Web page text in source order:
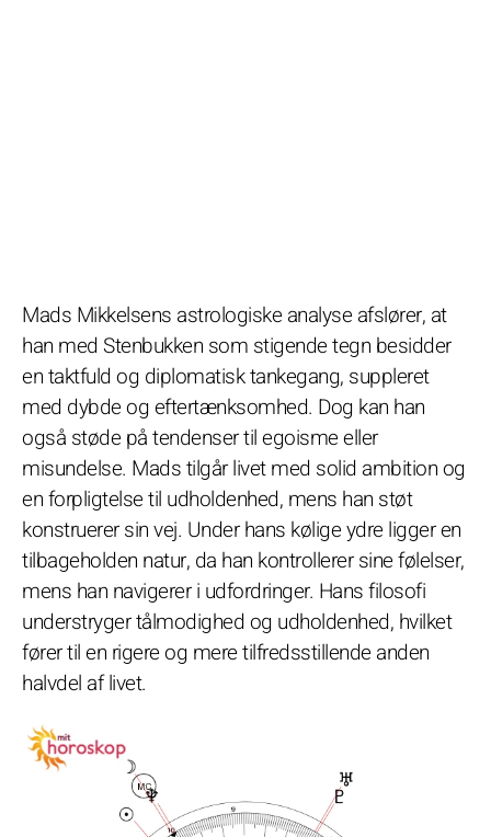
Mads Mikkelsens astrologiske analyse afslører, at
han med Stenbukken som stigende tegn besidder
en taktfuld og diplomatisk tankegang, suppleret
med dybde og eftertænksomhed. Dog kan han
også støde på tendenser til egoisme eller
misundelse. Mads tilgår livet med solid ambition og
en forpligtelse til udholdenhed, mens han støt
konstruerer sin vej. Under hans kølige ydre ligger en
tilbageholden natur, da han kontrollerer sine følelser,
mens han navigerer i udfordringer. Hans filosofi
understryger tålmodighed og udholdenhed, hvilket
fører til en rigere og mere tilfredsstillende anden
halvdel af livet.